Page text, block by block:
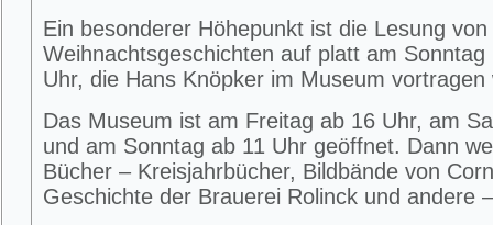
Ein besonderer Höhepunkt ist die Lesung von
Weihnachtsgeschichten auf platt am
Uhr, die Hans Knöpker im Museum vortragen
Das Museum ist am Freitag ab 16 Uhr, am
und am Sonntag ab 11 Uhr geöffnet. Dann
Bücher – Kreisjahrbücher, Bildbände von
Geschichte der Brauerei Rolinck und andere